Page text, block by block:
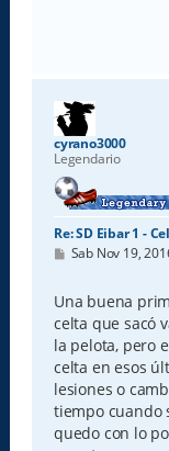
cyrano3000
Legendario
Re: SD Eibar 1 -
M
s
a
j
e
Sab Nov 19,
Una buena
celta que sacó
la pelota, pero
celta en esos
lesiones o
tiempo cuando
quedo con lo